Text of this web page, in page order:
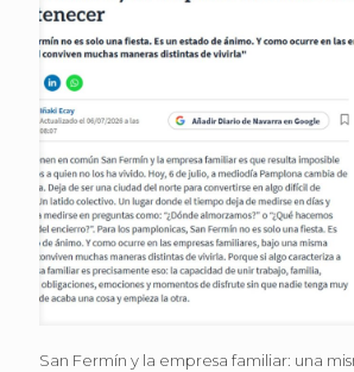
San Fermín y la empresa familiar: una